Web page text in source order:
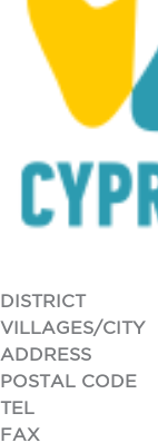
LA
DISTRICT
VILLAGES/CITY
ADDRESS
POSTAL CODE
TEL
FAX